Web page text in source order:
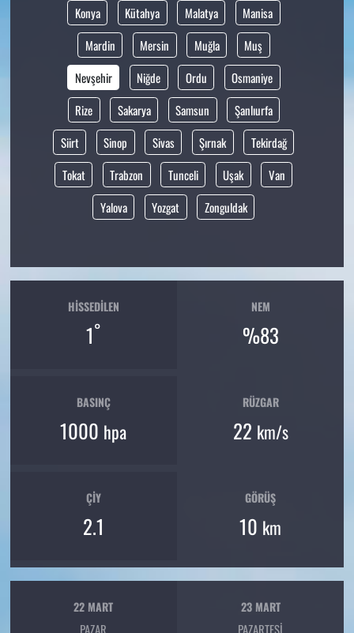
Konya
Kütahya Malatya
Manisa
Mardin
Mersin Muğla
Muş
Nevşehir
Niğde Ordu
Osmaniye
Rize
Sakarya Samsun
Şanlıurfa
Siirt
Sinop Sivas Şırnak
Tekirdağ
Tokat
Trabzon Tunceli Uşak
Van
Yalova
Yozgat Zonguldak
HISSEDILEN
1°
NEM
%83
BASINÇ
1000 hpa
RÜZGAR
22 km/s
ÇIY
2.1
GÖRÜŞ
10 km
22 MART
PAZAR
23 MART
PAZARTESI